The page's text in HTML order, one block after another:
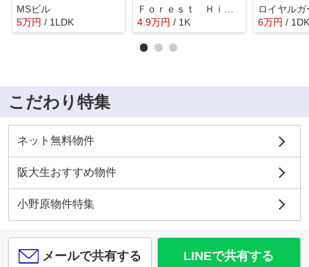
MSビル
5万円 / 1LDK
4.9万円 / 1K
ロイヤルガ
6万円 / 1DK
こだわり特集
ネット無料物件
阪大生おすすめ物件
小野原物件特集
メールで共有する LINEで共有する